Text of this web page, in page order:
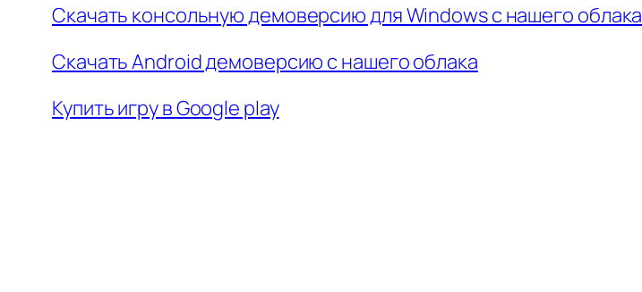
Скачать консольную демоверсию для Windows с нашего облака
Скачать Android демоверсию с нашего облака
Купить игру в Google play